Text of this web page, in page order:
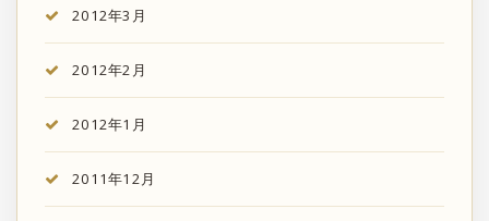
2012年3月
2012年2月
2012年1月
2011年12月